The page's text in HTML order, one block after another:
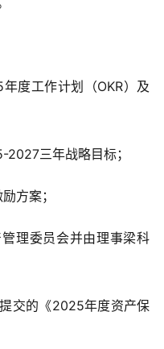
度工作计划（OKR）及
三年战略目标；
方案；
理委员会并由理事梁科
交的《2025年度资产保